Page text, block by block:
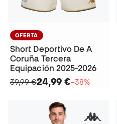
OFERTA
Short Deportivo De A
Coruña Tercera
Equipación 2025-2026
39,99 €24,99 €−38%